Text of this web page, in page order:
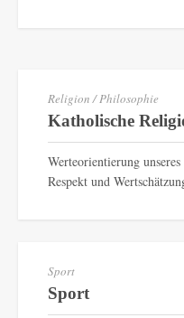
Religion / Philosophie
Katholische
Werteorientierung
Respekt und
Sport
Sport